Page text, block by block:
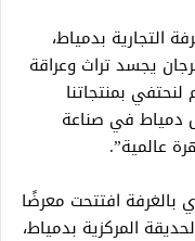
التجارية بدمياط،
يجسد تراث وعراقة
بمنتجاتنا
دمياط في صناعة
عالمية”.
بالغرفة افتتحت معرضًا
المركزية بدمياط،